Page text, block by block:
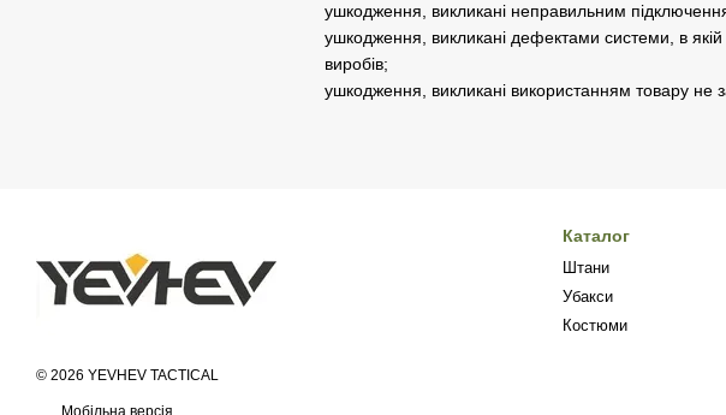
ушкодження, викликані неправильним
ушкодження, викликані дефектами системи, в
виробів;
ушкодження, викликані використанням товару не
© 2026 YEVHEV TACTICAL
Мобільна версія
Каталог
Штани
Убакси
Костюми